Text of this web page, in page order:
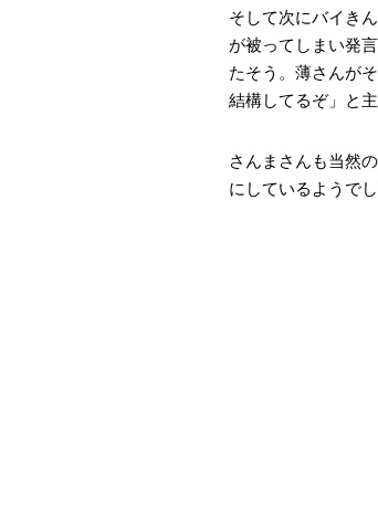
そして次にバイき
が被ってしまい発
たそう。薄さんが
結構してるぞ」と主
さんまさんも当然
にしているようでし